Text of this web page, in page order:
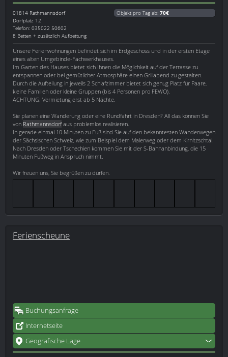
01814 Rathmannsdorf
Dorfplatz 12
Telefon: 035022 50602
8 Betten + zusätzlich Aufbettung
Objekt pro Tag ab: 70€
Unsere Ferienwohnungen befindet sich im Erdgeschoss und in der ersten Etage
eines alten Umgebinde-Fachwerkhauses.
Im Garten des Hauses bietet sich Ihnen die Möglichkeit auf der Terrasse zu
entspannen oder bei gemütlicher Atmosphäre einen Grillabend zu gestalten.
Durch die Aufteilung in jeweils 2 Schlafzimmer bietet sich genug Platz für Paare,
kleine Familien oder kleine Gruppen (bis 4 Personen pro FEWO).
ACHTUNG: Vermietung erst ab 5 Nächte.
Sie planen eine Wanderung oder eine Rundfahrt in Dresden? All das können Sie
von Rathmannsdorfaus problemlos realisieren.
In gerade einmal 10 Minuten zu Fuß sind Sie auf den bekanntesten Wanderwegen
der Sächsischen Schweiz, wie zum Beispiel dem Malerweg oder dem Kirnitzschtal.
Nach Dresden oder Tschechien kommen Sie mit der S-Bahnanbindung, die 15
Minuten Fußweg in Anspruch nimmt.
Wir freuen uns, Sie begrüßen zu dürfen.
Ferienscheune
Buchungsanfrage
Internetseite
Geografische Lage